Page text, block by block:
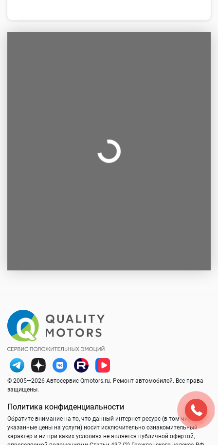
© 2005—2026 Автосервис Qmotors.ru. Ремонт автомобилей. Все права
защищены.
Политика конфиденциальности
Обратите внимание на то, что данный интернет-ресурс (в том числе
указанные цены на услуги) носит исключительно ознакомительный
характер и ни при каких условиях не является публичной офертой,